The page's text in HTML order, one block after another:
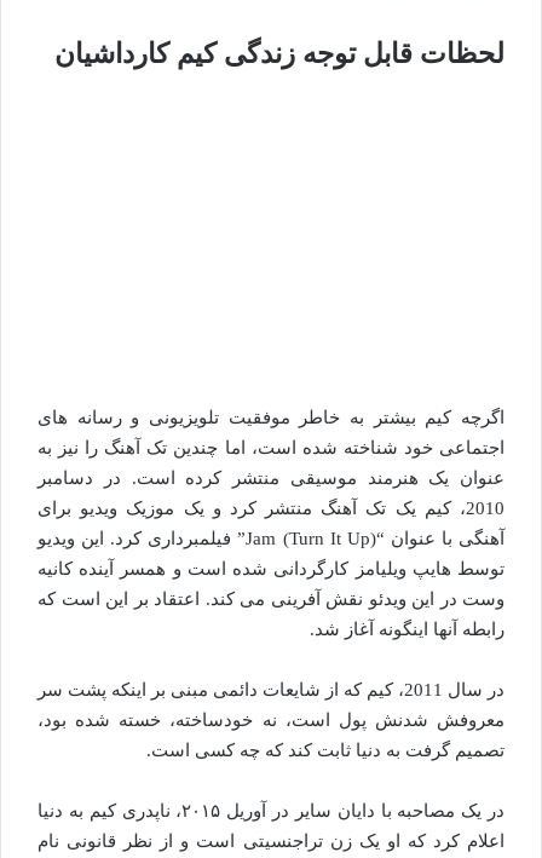
لحظات قابل توجه زندگی کیم کارداشیان
اگرچه کیم بیشتر به خاطر موفقیت تلویزیونی و رسانه های
اجتماعی خود شناخته شده است، اما چندین تک آهنگ را نیز به
عنوان یک هنرمند موسیقی منتشر کرده است. در دسامبر
2010، کیم یک تک آهنگ منتشر کرد و یک موزیک ویدیو برای
آهنگی با عنوان “Jam (Turn It Up)” فیلمبرداری کرد. این ویدیو
توسط هایپ ویلیامز کارگردانی شده است و همسر آینده کانیه
وست در این ویدئو نقش آفرینی می کند. اعتقاد بر این است که
رابطه آنها اینگونه آغاز شد.
در سال 2011، کیم که از شایعات دائمی مبنی بر اینکه پشت سر
معروفش شدنش پول است، نه خودساخته، خسته شده بود،
تصمیم گرفت به دنیا ثابت کند که چه کسی است.
در یک مصاحبه با دایان سایر در آوریل ۲۰۱۵، ناپدری کیم به دنیا
اعلام کرد که او یک زن تراجنسیتی است و از نظر قانونی نام